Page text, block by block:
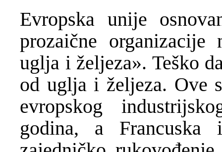
Evropska unije
prozaične organizacije
uglja i željeza». Teško
od uglja i željeza. Ove
evropskog
godina, a